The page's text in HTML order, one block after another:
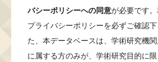
バシーポリシーへの同意が必要です
プライバシーポリシーを必ずご確認下
た、本データベースは、学術研究機
に属する方のみが、学術研究目的に